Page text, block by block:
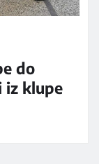
do
iz klupe